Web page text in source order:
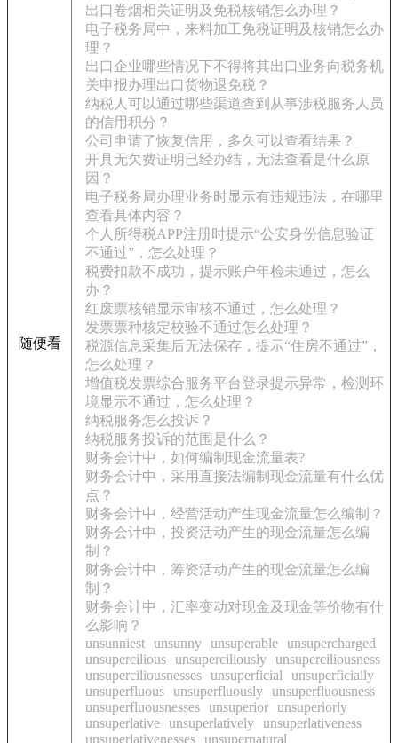
随便看
出口卷烟相关证明及免税核销怎么办理？
电子税务局中，来料加工免税证明及核销怎么办
理？
出口企业哪些情况下不得将其出口业务向税务机
关申报办理出口货物退免税？
纳税人可以通过哪些渠道查到从事涉税服务人员
的信用积分？
公司申请了恢复信用，多久可以查看结果？
开具无欠费证明已经办结，无法查看是什么原
因？
电子税务局办理业务时显示有违规违法，在哪里
查看具体内容？
个人所得税APP注册时提示“公安身份信息验证
不通过”，怎么处理？
税费扣款不成功，提示账户年检未通过，怎么
办？
红废票核销显示审核不通过，怎么处理？
发票票种核定校验不通过怎么处理？
税源信息采集后无法保存，提示“住房不通过”，
怎么处理？
增值税发票综合服务平台登录提示异常，检测环
境显示不通过，怎么处理？
纳税服务怎么投诉？
纳税服务投诉的范围是什么？
财务会计中，如何编制现金流量表?
财务会计中，采用直接法编制现金流量有什么优
点？
财务会计中，经营活动产生现金流量怎么编制？
财务会计中，投资活动产生的现金流量怎么编
制？
财务会计中，筹资活动产生的现金流量怎么编
制？
财务会计中，汇率变动对现金及现金等价物有什
么影响？
unsunniest unsunny unsuperable unsupercharged
unsupercilious unsuperciliously unsuperciliousness
unsuperciliousnesses unsuperficial
unsuperficially
unsuperfluous unsuperfluously unsuperfluousness
unsuperfluousnesses unsuperior unsuperiorly
unsuperlative unsuperlatively unsuperlativeness
unsuperlativenesses unsupernatural